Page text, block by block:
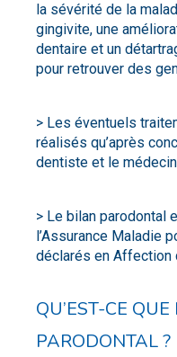
la sévérité de la
gingivite, une
dentaire et un
pour retrouver des
> Les éventuels
réalisés qu’après
dentiste et le
> Le bilan parodontal
l’Assurance Maladie
déclarés en Affection
QU’EST-CE
PARODONTAL ?